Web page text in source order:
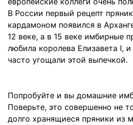
В России первый рецепт
кардамоном появился в
12 веке, а в 15 веке имбирные
любила королева Елизавета I,
часто угощали этой выпечкой.
Попробуйте и вы домашние
Поверьте, это совершенно не
долго хранящиеся пряники из